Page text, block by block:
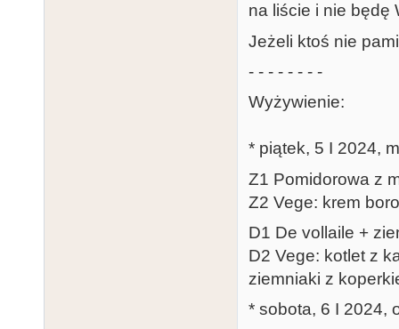
na liście i nie będę
Jeżeli ktoś nie
- - - - - - - -
Wyżywienie:
* piątek, 5 I 2024,
Z1 Pomidorowa z
Z2 Vege: krem
D1 De vollaile +
D2 Vege: kotlet z
ziemniaki z
* sobota, 6 I 2024,